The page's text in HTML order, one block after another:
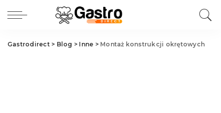
Gastrodirect> Blog > Inne > Montaż konstrukcji okrętowych